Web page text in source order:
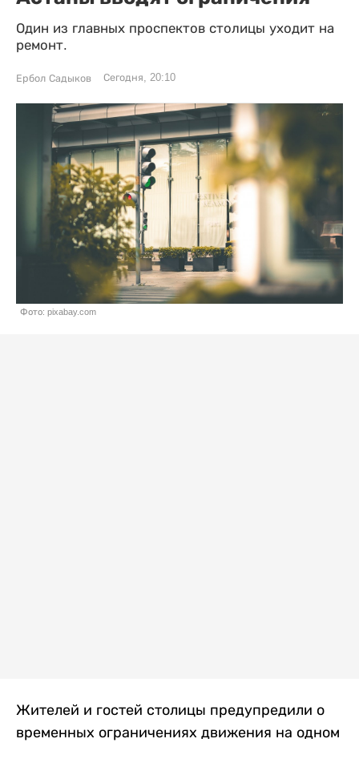
Один из главных проспектов столицы уходит на
ремонт.
Ербол Садыков Сегодня, 20:10
Фото: pixabay.com
Жителей и гостей столицы предупредили о
временных ограничениях движения на одном